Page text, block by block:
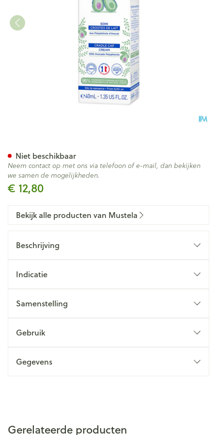
€ 12,80
Niet beschikbaar
Neem contact op met ons via telefoon of e-mail, dan bekijken
we samen de mogelijkheden.
Bekijk alle producten van Mustela
Beschrijving
Indicatie
Samenstelling
Gebruik
Gegevens
Gerelateerde producten